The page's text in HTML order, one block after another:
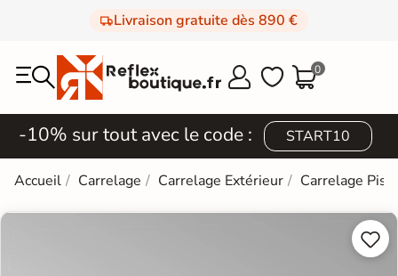
Livraison gratuite dès 890 €
  0
-10% sur tout avec le code : START10
Accueil Carrelage Carrelage Extérieur Carrelage

